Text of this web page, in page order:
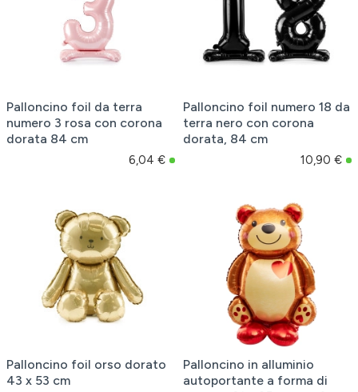
Palloncino foil da terra
numero 3 rosa con corona
dorata 84 cm
6,04 €
Palloncino foil numero 18 da
terra nero con corona
dorata, 84 cm
10,90 €
Palloncino foil orso dorato
43 x 53 cm
Palloncino in alluminio
autoportante a forma di